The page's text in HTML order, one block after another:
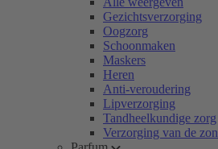
Gezichtsverzorging
Oogzorg
Schoonmaken
Maskers
Heren
Anti-veroudering
Lipverzorging
Tandheelkundige zorg
Verzorging van de zon